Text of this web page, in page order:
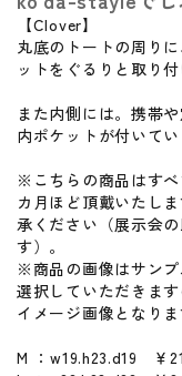
【Clover】
丸底のトートの周り
ットをぐるりと取り付
また内側には。携帯
内ポケットが付いてい
※こちらの商品はす
カ月ほど頂戴いたし
承ください（展示会
す）。
※商品の画像はサン
選択していただきます
イメージ画像となりま
M ：w19.h23.d19 ￥